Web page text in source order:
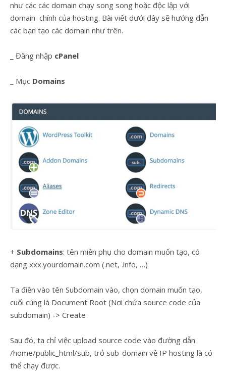
như các các domain chạy song song hoặc độc lập với
domain chính của hosting. Bài viết dưới đây sẽ hướng dẫn
các bạn tạo các domain như trên.
_ Đăng nhập cPanel
_ Mục Domains
+ Subdomains: tên miền phụ cho domain muốn tạo, có
dạng xxx.yourdomain.com (.net, .info, …)
Ta điền vào tên Subdomain vào, chọn domain muốn tạo,
cuối cùng là Document Root (Nơi chứa source code của
subdomain) -> Create
Sau đó, ta chỉ việc upload source code vào đường dẫn
/home/public_html/sub, trỏ sub-domain về IP hosting là có
thể chạy được.